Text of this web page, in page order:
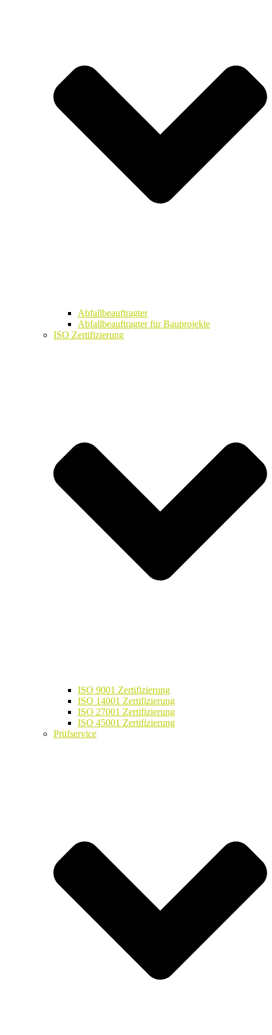
Abfallbeauftragter
Abfallbeauftragter für Bauprojekte
ISO Zertifizierung
ISO 9001 Zertifizierung
ISO 14001 Zertifizierung
ISO 27001 Zertifizierung
ISO 45001 Zertifizierung
Prüfservice